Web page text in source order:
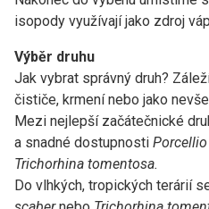
isopody využívají jako zdroj
Výběr druhu
Jak vybrat správný druh?
čističe, krmení nebo jako
Mezi nejlepší začátečnické
a snadné dostupnosti
Trichorhina tomentosa.
Do vlhkých, tropických terárií